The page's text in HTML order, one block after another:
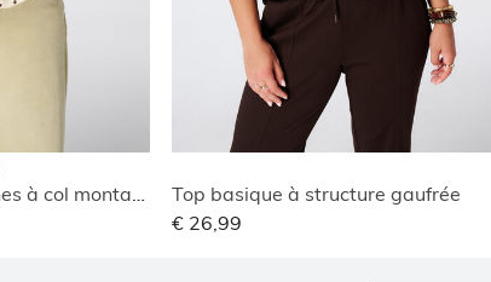
Blouse sans manches à col montant
Top basique à structure gaufrée
€ 26,99